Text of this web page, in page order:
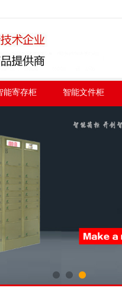
能寄存柜 智能文件柜